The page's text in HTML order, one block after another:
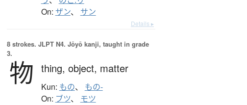
On: ザン、 サン
Details ▸
8 strokes. JLPT N4. Jōyō kanji, taught in grade
3.
物 thing, object, matter
Kun: もの、 もの-
On: ブツ、 モツ